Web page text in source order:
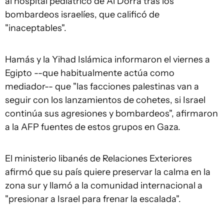
bombardeos israelíes, que calificó de
"inaceptables".
Hamás y la Yihad Islámica informaron el viernes a
Egipto --que habitualmente actúa como
mediador-- que "las facciones palestinas van a
seguir con los lanzamientos de cohetes, si Israel
continúa sus agresiones y bombardeos", afirmaron
a la AFP fuentes de estos grupos en Gaza.
El ministerio libanés de Relaciones Exteriores
afirmó que su país quiere preservar la calma en la
zona sur y llamó a la comunidad internacional a
"presionar a Israel para frenar la escalada".